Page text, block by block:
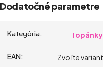
Dodatočné parametre
Kategória: Topánky
EAN: Zvoľte variant